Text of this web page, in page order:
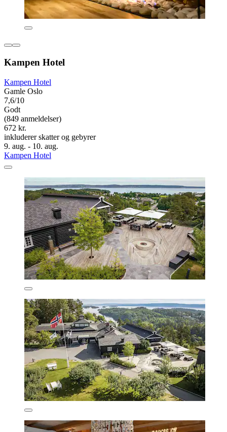
Kampen Hotel
Kampen Hotel
Gamle Oslo
7,6/10
Godt
(849 anmeldelser)
672 kr.
inkluderer skatter og gebyrer
9. aug. - 10. aug.
Kampen Hotel